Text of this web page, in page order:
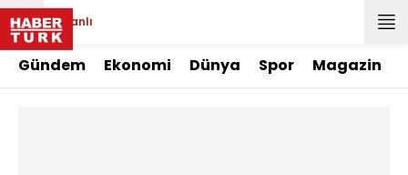
Canlı
Gündem Ekonomi Dünya Spor Magazin